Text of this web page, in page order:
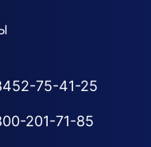
75-41-25
201-71-85